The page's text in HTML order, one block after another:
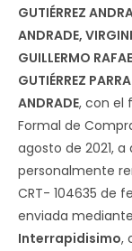
GUTIÉRREZ
ANDRADE,
GUILLERMO
GUTIÉRREZ
ANDRADE, con el
Formal de
agosto de 2021,
personalmente
CRT- 104635 de
enviada
Interrapidisimo,